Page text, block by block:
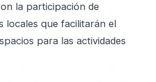
la participación de
locales que facilitarán el
para las actividades